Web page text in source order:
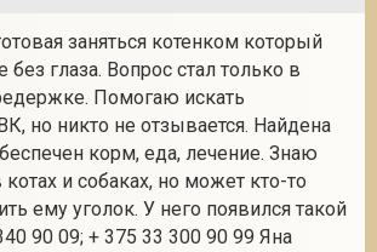
заняться котенком который
глаза. Вопрос стал только в
Помогаю искать
но никто не отзывается. Найдена
корм, еда, лечение. Знаю
и собаках, но может кто-то
ему уголок. У него появился такой
90 09; + 375 33 300 90 99 Яна